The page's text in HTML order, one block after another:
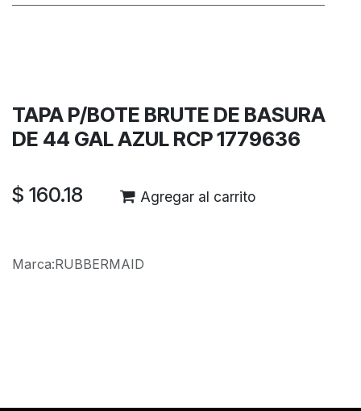
TAPA P/BOTE BRUTE DE BASURA
DE 44 GAL AZUL RCP 1779636
$ 160.18 Agregar al carrito
Marca:RUBBERMAID